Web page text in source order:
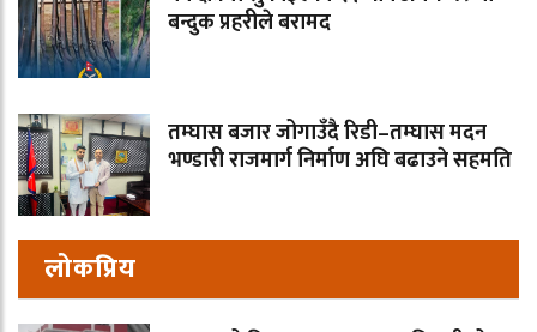
बन्दुक प्रहरीले बरामद
तम्घास बजार जोगाउँदै रिडी–तम्घास मदन
भण्डारी राजमार्ग निर्माण अघि बढाउने सहमति
लोकप्रिय